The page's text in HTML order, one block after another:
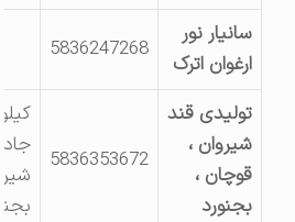
سانیار نور
ارغوان اترک
5836247268
تولیدی قند
شیروان ،
قوچان ،
بجنورد
5836353672
جاده
شیروان –
بجنورد